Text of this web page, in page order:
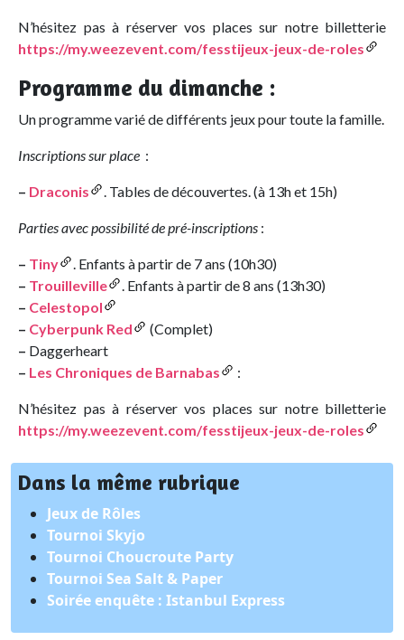
N’hésitez pas à réserver vos places sur notre billetterie
https://my.weezevent.com/fesstijeux-jeux-de-roles
Programme du dimanche :
Un programme varié de différents jeux pour toute la famille.
Inscriptions sur place :
– Draconis . Tables de découvertes. (à 13h et 15h)
Parties avec possibilité de pré-inscriptions :
– Tiny
. Enfants à partir de 7 ans (10h30)
– Trouilleville
. Enfants à partir de 8 ans (13h30)
– Celestopol
– Cyberpunk Red
(Complet)
– Daggerheart
– Les Chroniques de Barnabas :
N’hésitez pas à réserver vos places sur notre billetterie
https://my.weezevent.com/fesstijeux-jeux-de-roles
Dans la même rubrique
Jeux de Rôles
Tournoi Skyjo
Tournoi Choucroute Party
Tournoi Sea Salt & Paper
Soirée enquête : Istanbul Express